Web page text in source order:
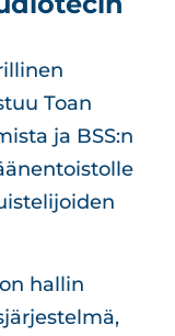
Toan
ja BSS:n
hallin